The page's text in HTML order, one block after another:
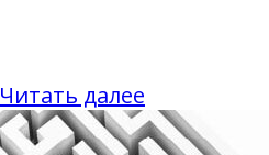
Читать далее